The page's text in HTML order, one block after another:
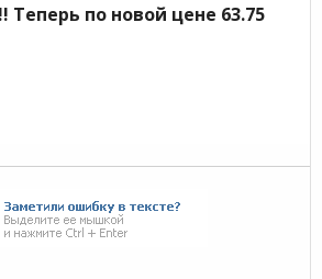
Теперь по новой цене 63.75